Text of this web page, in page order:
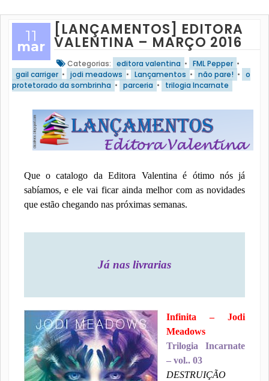
11
mar
[LANÇAMENTOS] EDITORA
VALENTINA – MARÇO 2016
Categorias: editora valentina • FML Pepper •
gail carriger • jodi meadows • Lançamentos • não pare! • o
protetorado da sombrinha • parceria • trilogia Incarnate
Que o catalogo da Editora Valentina é ótimo nós já
sabíamos, e ele vai ficar ainda melhor com as novidades
que estão chegando nas próximas semanas.
Já nas livrarias
Infinita – Jodi
Meadows
Trilogia Incarnate
– vol.. 03
DESTRUIÇÃO